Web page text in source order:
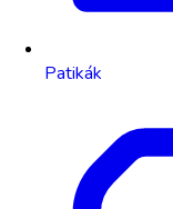
Patikák